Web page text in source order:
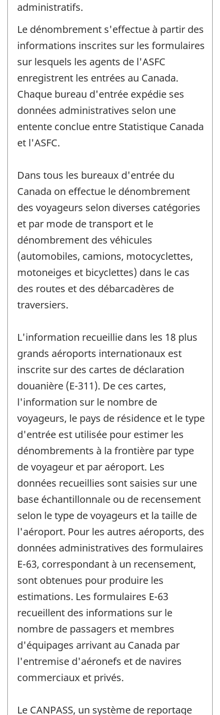
administratifs.
Le dénombrement s'effectue à partir des
informations inscrites sur les formulaires
sur lesquels les agents de l'ASFC
enregistrent les entrées au Canada.
Chaque bureau d'entrée expédie ses
données administratives selon une
entente conclue entre Statistique Canada
et l'ASFC.
Dans tous les bureaux d'entrée du
Canada on effectue le dénombrement
des voyageurs selon diverses catégories
et par mode de transport et le
dénombrement des véhicules
(automobiles, camions, motocyclettes,
motoneiges et bicyclettes) dans le cas
des routes et des débarcadères de
traversiers.
L'information recueillie dans les 18 plus
grands aéroports internationaux est
inscrite sur des cartes de déclaration
douanière (E-311). De ces cartes,
l'information sur le nombre de
voyageurs, le pays de résidence et le type
d'entrée est utilisée pour estimer les
dénombrements à la frontière par type
de voyageur et par aéroport. Les
données recueillies sont saisies sur une
base échantillonnale ou de recensement
selon le type de voyageurs et la taille de
l'aéroport. Pour les autres aéroports, des
données administratives des formulaires
E-63, correspondant à un recensement,
sont obtenues pour produire les
estimations. Les formulaires E-63
recueillent des informations sur le
nombre de passagers et membres
d'équipages arrivant au Canada par
l'entremise d'aéronefs et de navires
commerciaux et privés.
Le CANPASS, un système de reportage